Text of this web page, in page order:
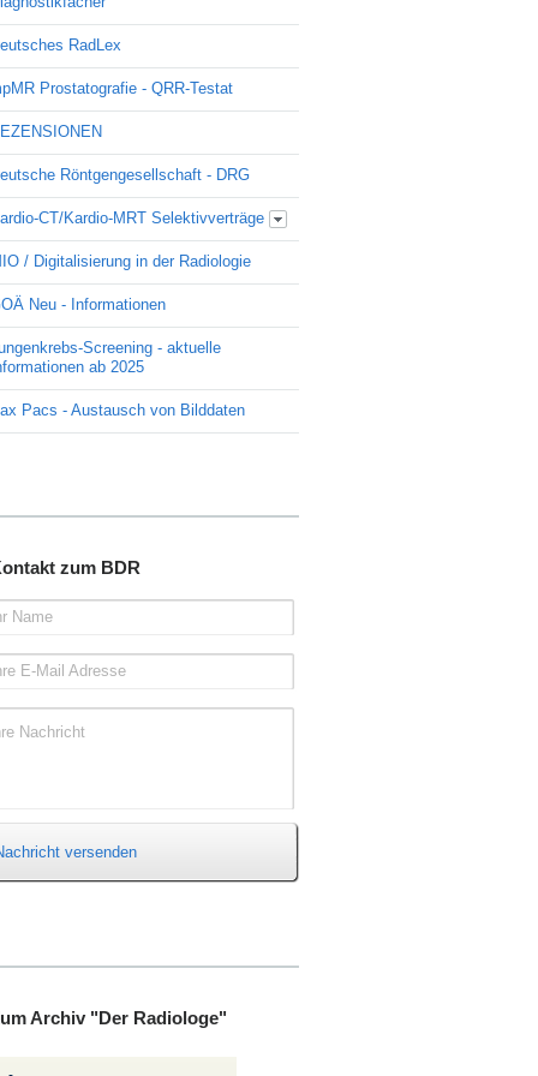
RadLex
Prostatografie - QRR-Testat
Röntgengesellschaft - DRG
CT/Kardio-MRT Selektivverträge
/ Digitalisierung in der Radiologie
Neu - Informationen
Screening - aktuelle
ab 2025
Pacs - Austausch von Bilddaten
zum BDR
Name
E-Mail Adresse
Nachricht
versenden
Archiv "Der Radiologe"